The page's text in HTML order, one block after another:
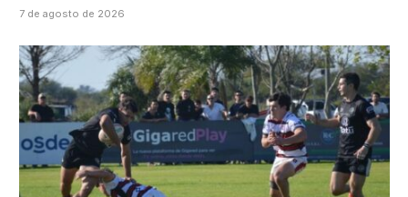
7 de agosto de 2026